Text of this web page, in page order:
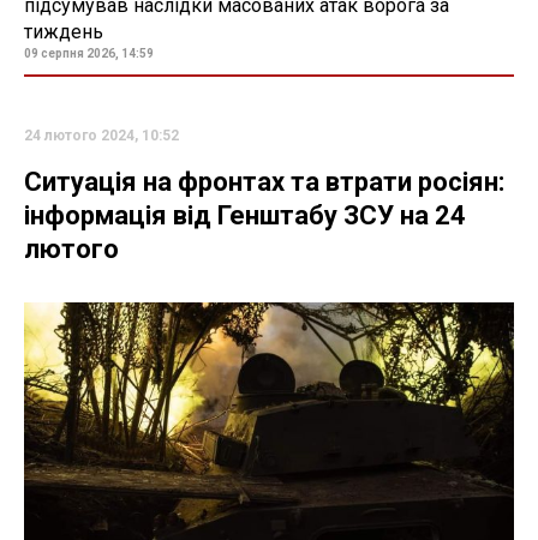
підсумував наслідки масованих атак ворога за
тиждень
09 серпня 2026, 14:59
24 лютого 2024, 10:52
Ситуація на фронтах та втрати росіян:
інформація від Генштабу ЗСУ на 24
лютого